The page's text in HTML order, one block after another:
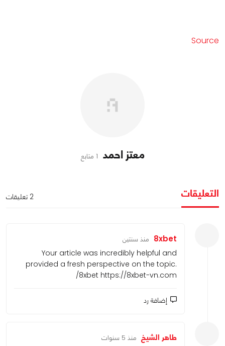
Source
معتز احمد 1 متابع
التعليقات 2 تعليقات
8xbet منذ سنتين
Your article was incredibly helpful and
provided a fresh perspective on the topic.
8xbet https://8xbet-vn.com/
إضافة رد
طاهر الشيخ منذ 5 سنوات